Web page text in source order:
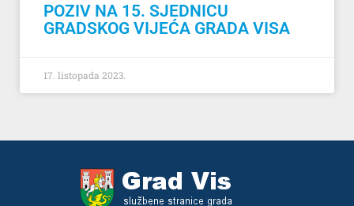
POZIV NA 15. SJEDNICU
GRADSKOG VIJEĆA GRADA VISA
17. listopada 2023.